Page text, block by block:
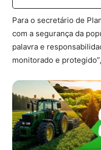
Para o secretário de
com a segurança da
palavra e
monitorado e